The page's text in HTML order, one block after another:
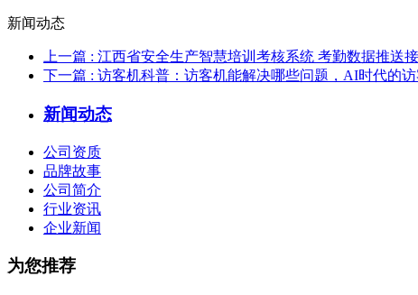
新闻动态
上一篇 : 江西省安全生产智慧培训考核系统 考勤数据推送
下一篇 : 访客机科普：访客机能解决哪些问题，AI时代的
新闻动态
公司资质
品牌故事
公司简介
行业资讯
企业新闻
为您推荐